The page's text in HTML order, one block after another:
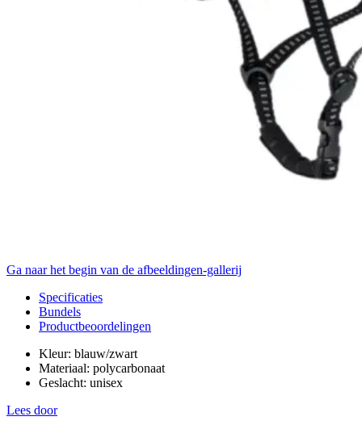
Ga naar het begin van de afbeeldingen-gallerij
Specificaties
Bundels
Productbeoordelingen
Kleur: blauw/zwart
Materiaal: polycarbonaat
Geslacht: unisex
Lees door